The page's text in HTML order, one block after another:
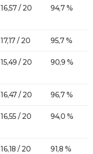
16,57 / 20 94,7 %
17,17 / 20 95,7 %
15,49 / 20 90,9 %
16,47 / 20 96,7 %
16,55 / 20 94,0 %
16,18 / 20 91,8 %